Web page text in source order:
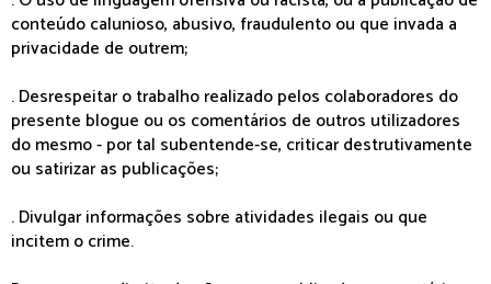
conteúdo calunioso, abusivo, fraudulento ou que invada a
privacidade de outrem;
. Desrespeitar o trabalho realizado pelos colaboradores do
presente blogue ou os comentários de outros utilizadores
do mesmo - por tal subentende-se, criticar destrutivamente
ou satirizar as publicações;
. Divulgar informações sobre atividades ilegais ou que
incitem o crime.